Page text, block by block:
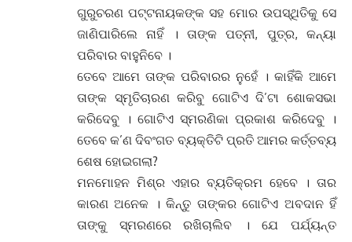
ଗୁରୁଚରଣ ପଟ୍ଟନାୟକଙ୍କ ସହ ମୋର ଉପସ୍ଥିତିକୁ ସେ
ଜାଣିପାରିଲେ ନାହିଁ । ତାଙ୍କ ପତ୍ନୀ, ପୁତ୍ର, କନ୍ୟା
ପରିବାର ବାହୁନିବେ ।
ତେବେ ଆମେ ତାଙ୍କ ପରିବାରର ନୁହେଁ । କାହିଁକି ଆମେ
ତାଙ୍କ ସ୍ମୃତିଚାରଣ କରିବୁ ଗୋଟିଏ ଦି’ଟା ଶୋକସଭା
କରିଦେବୁ । ଗୋଟିଏ ସ୍ମରଣିକା ପ୍ରକାଶ କରିଦେବୁ ।
ତେବେ କ’ଣ ଦିବଂଗତ ବ୍ୟକ୍ତିଟି ପ୍ରତି ଆମର କର୍ତ୍ତବ୍ୟ
ଶେଷ ହୋଇଗଲା?
ମନମୋହନ ମିଶ୍ର ଏହାର ବ୍ୟତିକ୍ରମ ହେବେ । ତାର
କାରଣ ଅନେକ । କିନ୍ତୁ ତାଙ୍କର ଗୋଟିଏ ଅବଦାନ ହିଁ
ତାଙ୍କୁ ସ୍ମରଣରେ ରଖିଚାଲିବ । ଯେ ପର୍ଯ୍ୟନ୍ତ